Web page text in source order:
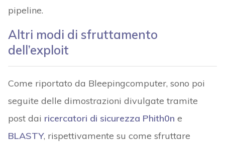
pipeline.
Altri modi di sfruttamento
dell’exploit
Come riportato da Bleepingcomputer, sono poi
seguite delle dimostrazioni divulgate tramite
post dai ricercatori di sicurezza Phith0n e
BLASTY, rispettivamente su come sfruttare